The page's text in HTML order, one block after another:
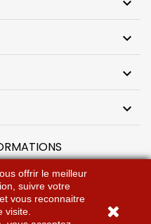




offrir le meilleur
suivre votre
vous reconnaitre
visite.